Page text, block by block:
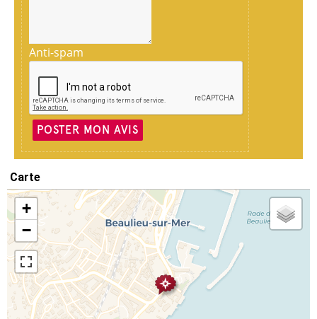
Anti-spam
POSTER MON AVIS
Carte
+
−